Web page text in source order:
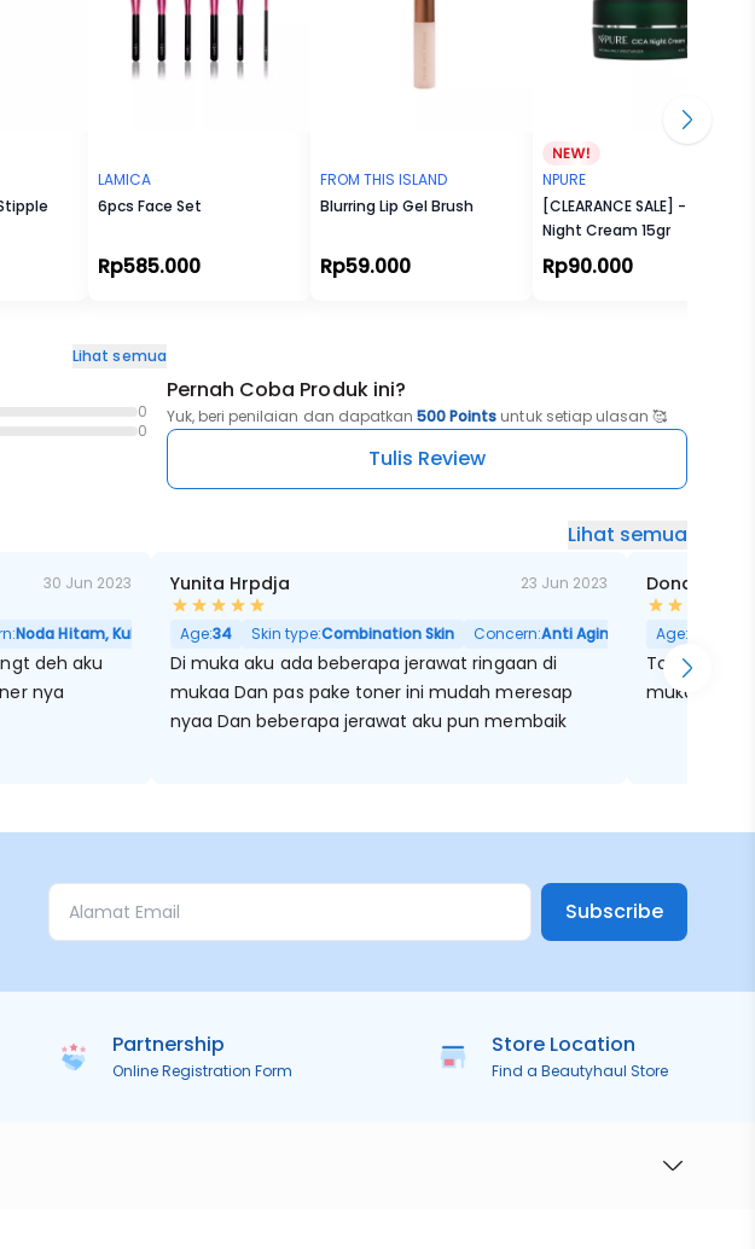
LAMICA
6pcs Face Set
Rp585.000
FROM THIS ISLAND
Blurring Lip Gel Brush
Rp59.000
NPURE
[CLEARANCE SALE] - Cica
Night Cream 15gr
Rp90.000
Lihat semua
0
0
Pernah Coba Produk ini?
Yuk, beri penilaian dan dapatkan 500 Points untuk setiap ulasan 🥰
Tulis Review
Lihat semua
30 Jun 2023
Noda Hitam, Kulit Kering, Pori Besar
nya
Yunita Hrpdja 23 Jun 2023
Age:34 Skin type:Combination Skin Concern:Anti Aging, Kulit Kering, Pori
Di muka aku ada beberapa jerawat ringaan di
mukaa Dan pas pake toner ini mudah meresap
nyaa Dan beberapa jerawat aku pun membaik
Donat S
Age:
Tone rnyaa
muka
Subscribe
Partnership
Online Registration Form
Store Location
Find a Beautyhaul Store